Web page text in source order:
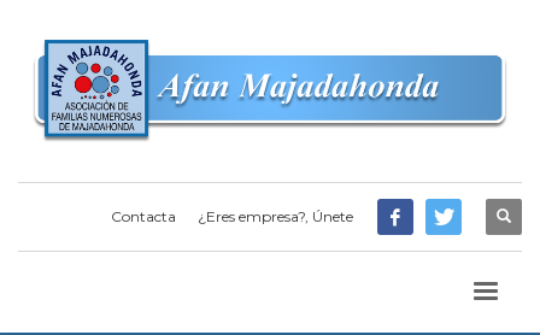
Contacta ¿Eres empresa?, Únete